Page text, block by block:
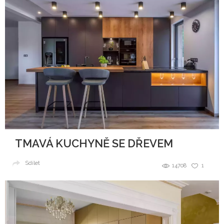
TMAVÁ KUCHYNĚ SE DŘEVEM
1
14708
Sdílet